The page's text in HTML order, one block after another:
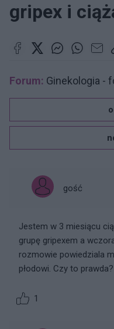
gripex i
Forum: Ginekologia -
gość
Jestem w 3 miesiącu
grupę gripexem a
rozmowie powiedziala
płodowi. Czy to prawda?
1